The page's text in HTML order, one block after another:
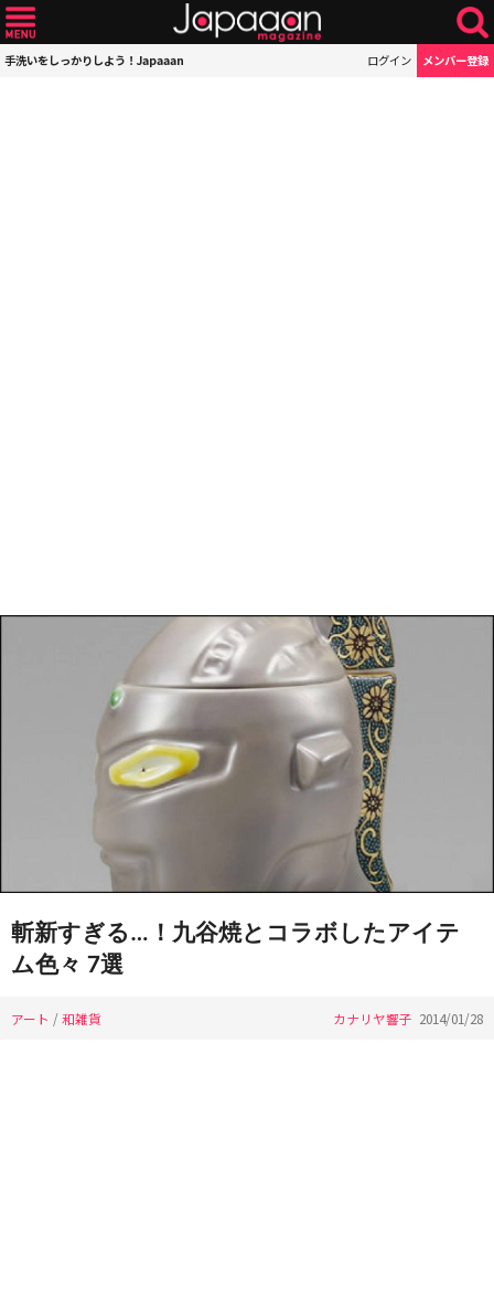
手洗いをしっかりしよう！Japaaan ログイン メンバー登録
斬新すぎる…！九谷焼とコラボしたアイテ
ム色々 7選
アート /和雑貨 カナリヤ響子 2014/01/28